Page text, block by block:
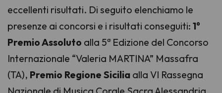
eccellenti risultati. Di seguito elenchiamo le
presenze ai concorsi e i risultati conseguiti: 1°
Premio Assoluto alla 5ª Edizione del Concorso
Internazionale “Valeria MARTINA” Massafra
(TA), Premio Regione Sicilia alla VI Rassegna